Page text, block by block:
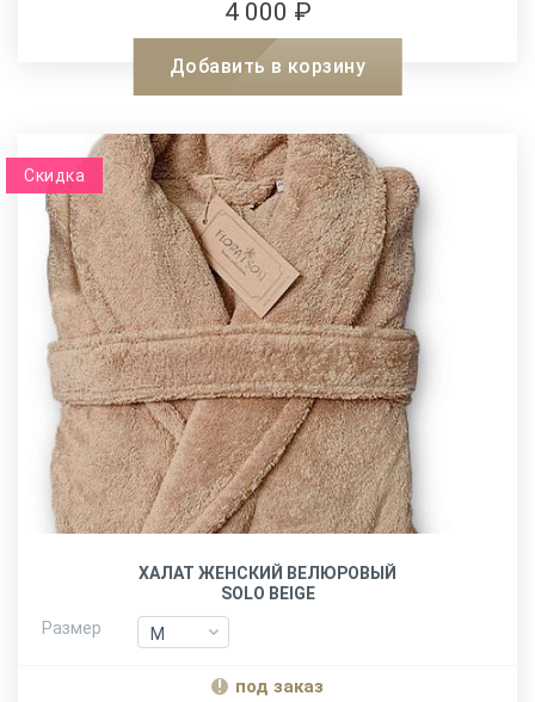
4 000 ₽
Добавить в корзину
Скидка
ХАЛАТ ЖЕНСКИЙ ВЕЛЮРОВЫЙ
SOLO BEIGE
Размер
M
M
под заказ